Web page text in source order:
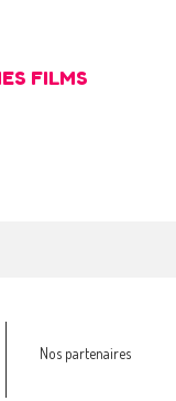
FILMS
Nos partenaires